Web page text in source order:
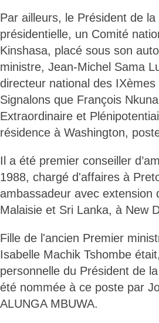
Par ailleurs, le Président de
présidentielle, un Comité
Kinshasa, placé sous son
ministre, Jean-Michel Sama
directeur national des
Signalons que François
Extraordinaire et
résidence à Washington,
Il a été premier conseiller
1988, chargé d'affaires à
ambassadeur avec extension
Malaisie et Sri Lanka, à New
Fille de l'ancien Premier
Isabelle Machik Tshombe
personnelle du Président de
été nommée à ce poste par
ALUNGA MBUWA.